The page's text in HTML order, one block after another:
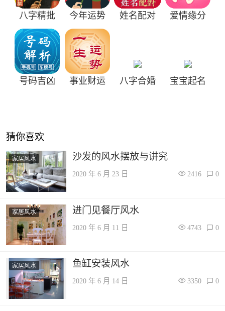
八字精批 今年运势 姓名配对 爱情缘分
号码吉凶 事业财运 八字合婚 宝宝起名
猜你喜欢
家居风水 沙发的风水摆放与讲究
2020 年 6 月 23 日 2416 0
家居风水 进门见餐厅风水
2020 年 6 月 11 日 4743 0
家居风水 鱼缸安装风水
2020 年 6 月 14 日 3350 0